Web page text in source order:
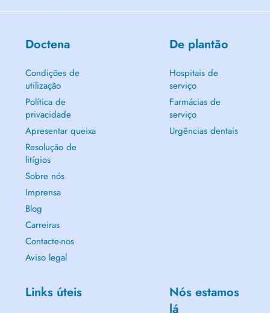
Doctena
Condições de
utilização
Política de
privacidade
Apresentar queixa
Resolução de
litígios
Sobre nós
Imprensa
Blog
Carreiras
Contacte-nos
Aviso legal
De plantão
Hospitais de
serviço
Farmácias de
serviço
Urgências dentais
Links úteis
Nós estamos
lá